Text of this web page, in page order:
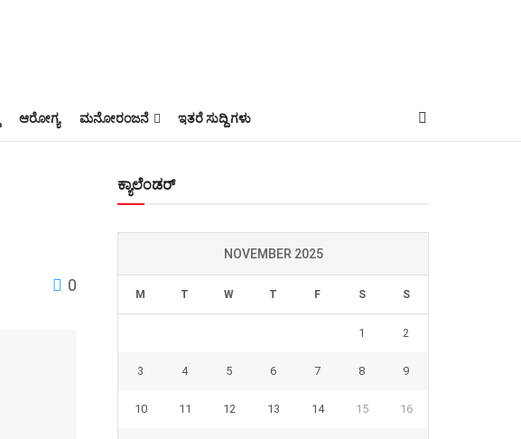
ಆರೋಗ್ಯ ಮನೋರಂಜನೆ ಇತರೆ ಸುದ್ದಿ ಗಳು
0
ಕ್ಯಾಲೆಂಡರ್
NOVEMBER 2025
M T W T F S S
1 2
3 4 5 6 7 8 9
10 11 12 13 14 15 16